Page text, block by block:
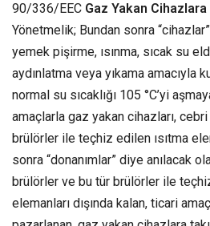
90/336/EEC Gaz Yakan Cihazlara
Yönetmelik; Bundan sonra
yemek pişirme, ısınma, sıcak su
aydınlatma veya yıkama amacıyla
normal su sıcaklığı 105 °C’yi
amaçlarla gaz yakan cihazları,
brülörler ile teçhiz edilen ısıtma
sonra “donanımlar” diye anılacak
brülörler ve bu tür brülörler ile
elemanları dışında kalan, ticari